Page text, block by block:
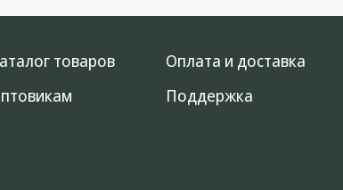
товаров
Оплата и доставка
Поддержка